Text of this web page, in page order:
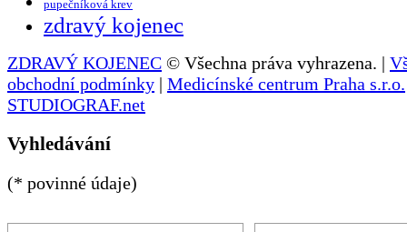
pupečníková krev
zdravý kojenec
ZDRAVÝ KOJENEC © Všechna práva vyhrazena. |
obchodní podmínky | Medicínské centrum Praha s.r.o.
STUDIOGRAF.net
Vyhledávání
(* povinné údaje)